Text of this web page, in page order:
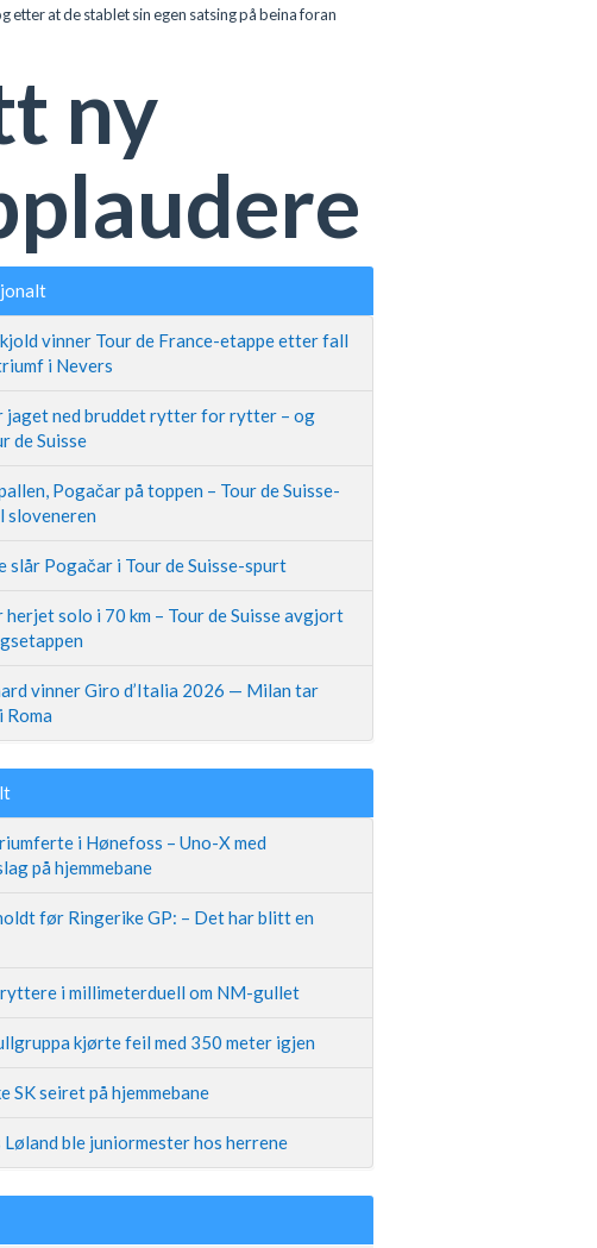
etter at de stablet sin egen satsing på beina foran
ny
vinner Tour de France-etappe etter fall
i Nevers
jaget ned bruddet rytter for rytter – og
de Suisse
Pogačar på toppen – Tour de Suisse-
sloveneren
slår Pogačar i Tour de Suisse-spurt
herjet solo i 70 km – Tour de Suisse avgjort
vinner Giro d’Italia 2026 — Milan tar
Roma
i Hønefoss – Uno-X med
på hjemmebane
før Ringerike GP: – Det har blitt en
i millimeterduell om NM-gullet
kjørte feil med 350 meter igjen
SK seiret på hjemmebane
Løland ble juniormester hos herrene